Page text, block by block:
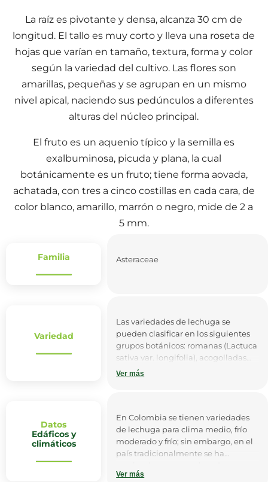
La raíz es pivotante y densa, alcanza 30 cm de
longitud. El tallo es muy corto y lleva una roseta de
hojas que varían en tamaño, textura, forma y color
según la variedad del cultivo. Las flores son
amarillas, pequeñas y se agrupan en un mismo
nivel apical, naciendo sus pedúnculos a diferentes
alturas del núcleo principal.
El fruto es un aquenio típico y la semilla es
exalbuminosa, picuda y plana, la cual
botánicamente es un fruto; tiene forma aovada,
achatada, con tres a cinco costillas en cada cara, de
color blanco, amarillo, marrón o negro, mide de 2 a
5 mm.
Familia Asteraceae
Variedad
Las variedades de lechuga se
pueden clasificar en los siguientes
grupos botánicos: romanas (Lactuca
sativa var. longifolia), acogolladas
(Lactuca sativa var. capitata), de
Ver más
Datos
Edáficos y
climáticos
En Colombia se tienen variedades
de lechuga para clima medio, frío
moderado y frío; sin embargo, en el
país tradicionalmente se ha
climas templados y húmedos, en los
Ver más